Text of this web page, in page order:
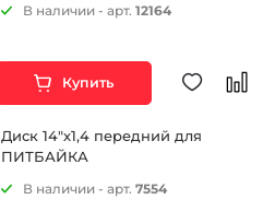
В наличии - арт.12164
Купить
Диск 14"х1,4 передний для
ПИТБАЙКА
В наличии - арт.7554